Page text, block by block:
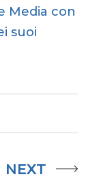
Media con
suoi
NEXT